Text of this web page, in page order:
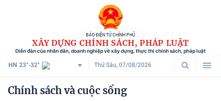
BÁO ĐIỆN TỬ CHÍNH PHỦ
XÂY DỰNG CHÍNH SÁCH, PHÁP LUẬT
Diễn đàn của nhân dân, doanh nghiệp về xây dựng, thực thi chính sách, pháp luật
HN 23°-32° Thứ Sáu, 07/08/2026
Danh mục
Chính sách và cuộc sống